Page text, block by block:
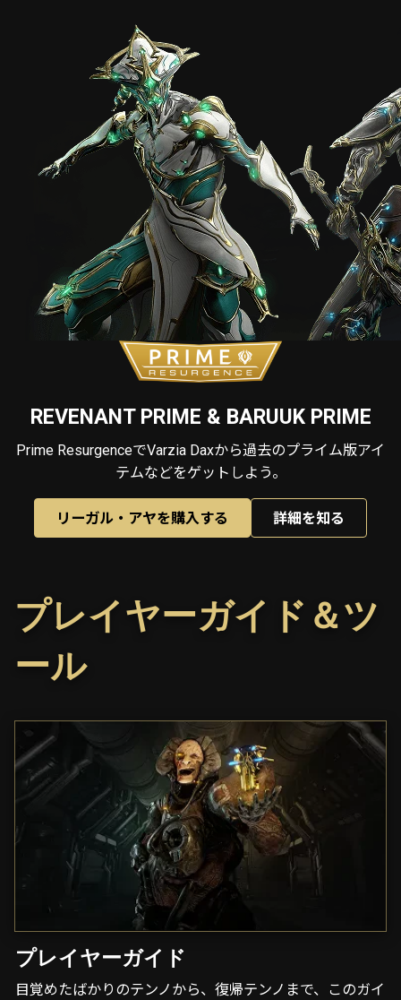
REVENANT PRIME & BARUUK PRIME
Prime ResurgenceでVarzia Daxから過去のプライム版アイ
テムなどをゲットしよう。
リーガル・アヤを購入する 詳細を知る
プレイヤーガイド＆ツ
ール
プレイヤーガイド
目覚めたばかりのテンノから、復帰テンノまで、このガイ